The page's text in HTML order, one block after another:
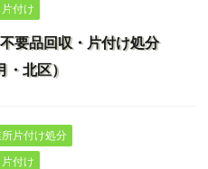
付け
要品回収・片付け処分
・北区）
片付け処分
付け